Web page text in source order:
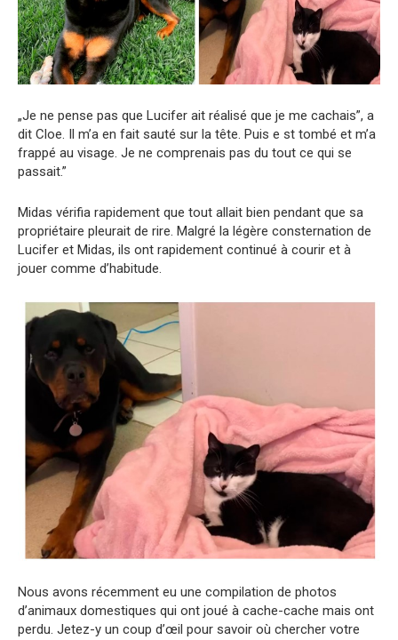
„Je ne pense pas que Lucifer ait réalisé que je me cachais”, a
dit Cloe. Il m’a en fait sauté sur la tête. Puis e st tombé et m’a
frappé au visage. Je ne comprenais pas du tout ce qui se
passait.”
Midas vérifia rapidement que tout allait bien pendant que sa
propriétaire pleurait de rire. Malgré la légère consternation de
Lucifer et Midas, ils ont rapidement continué à courir et à
jouer comme d’habitude.
Nous avons récemment eu une compilation de photos
d’animaux domestiques qui ont joué à cache-cache mais ont
perdu. Jetez-y un coup d’œil pour savoir où chercher votre